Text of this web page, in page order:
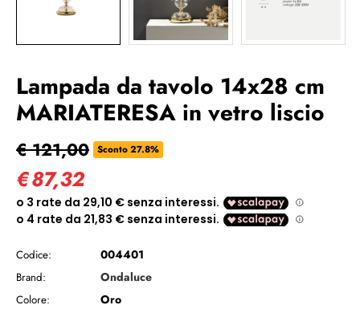
Lampada da tavolo 14x28 cm
MARIATERESA in vetro liscio
€ 121,00 Sconto 27.8%
€87,32
Codice: 004401
Brand: Ondaluce
Colore: Oro